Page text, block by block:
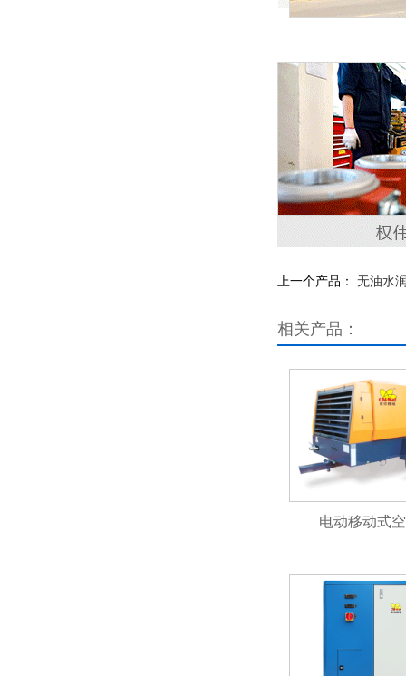
上一个产品： 无油水
相关产品：
电动移动式